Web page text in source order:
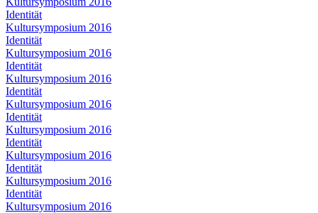
Identität
Kultursymposium 2016
Identität
Kultursymposium 2016
Identität
Kultursymposium 2016
Identität
Kultursymposium 2016
Identität
Kultursymposium 2016
Identität
Kultursymposium 2016
Identität
Kultursymposium 2016
Identität
Kultursymposium 2016